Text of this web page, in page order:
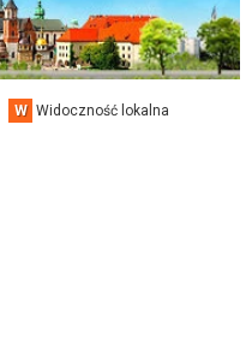
W Widoczność lokalna